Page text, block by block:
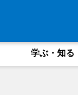
学ぶ・知る